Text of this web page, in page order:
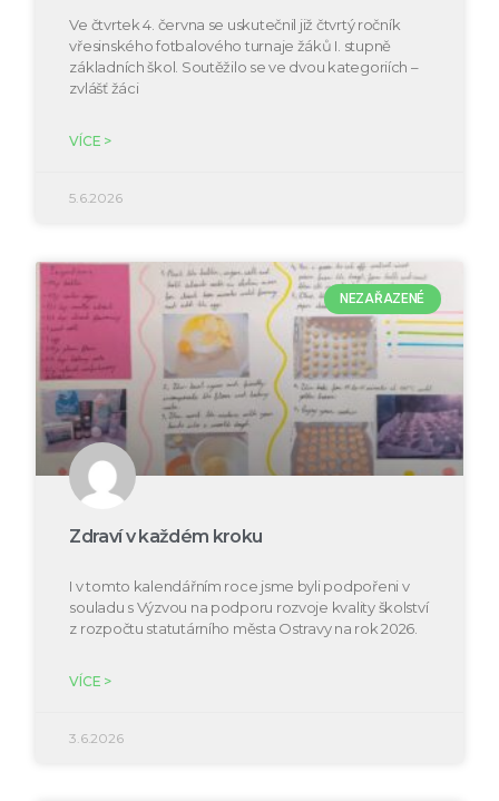
Ve čtvrtek 4. června se uskutečnil již čtvrtý ročník
vřesinského fotbalového turnaje žáků I. stupně
základních škol. Soutěžilo se ve dvou kategoriích –
zvlášť žáci
VÍCE >
5.6.2026
NEZAŘAZENÉ
Zdraví v každém kroku
I v tomto kalendářním roce jsme byli podpořeni v
souladu s Výzvou na podporu rozvoje kvality školství
z rozpočtu statutárního města Ostravy na rok 2026.
VÍCE >
3.6.2026